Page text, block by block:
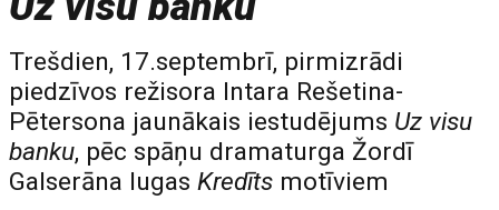
Trešdien, 17.septembrī, pirmizrādi
piedzīvos režisora Intara Rešetina-
Pētersona jaunākais iestudējums Uz visu
banku, pēc spāņu dramaturga Žordī
Galserāna lugasKredīts motīviem